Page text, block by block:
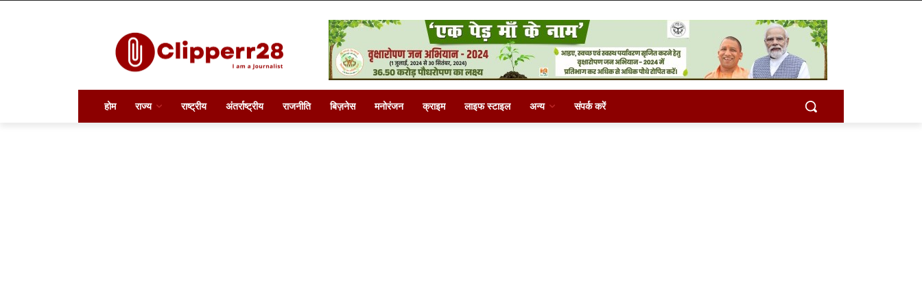
होम राज्य राष्ट्रीय अंतर्राष्ट्रीय राजनीति बिज़नेस मनोरंजन क्राइम लाइफ स्टाइल अन्य संपर्क करें